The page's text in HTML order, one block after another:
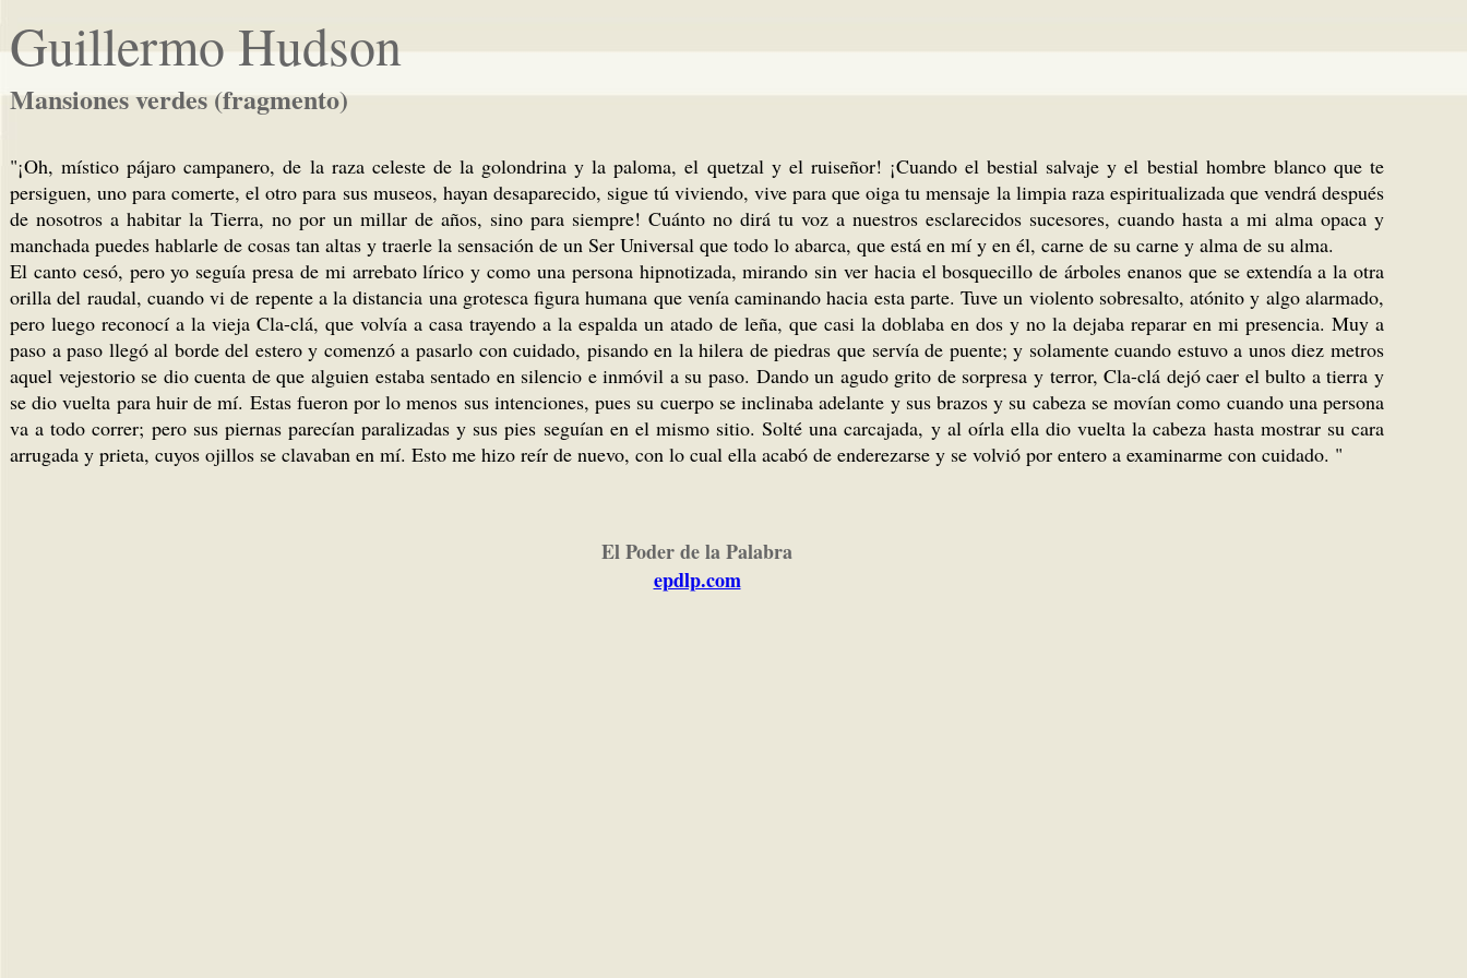
Guillermo Hudson
Mansiones verdes (fragmento)
"¡Oh, místico pájaro campanero, de la raza celeste de la golondrina y la paloma, el quetzal y el ruiseñor! ¡Cuando el bestial salvaje y el bestial hombre blanco que te
persiguen, uno para comerte, el otro pa­ra sus museos, hayan desaparecido, sigue tú viviendo, vive para que oiga tu mensaje la limpia raza espiritualizada que vendrá después
de nosotros a habitar la Tierra, no por un millar de años, sino para siem­pre! Cuánto no dirá tu voz a nuestros esclarecidos sucesores, cuando hasta a mi alma opaca y
manchada puedes hablarle de cosas tan altas y traerle la sensación de un Ser Universal que todo lo abarca, que está en mí y en él, carne de su carne y alma de su alma.
El canto cesó, pero yo seguía presa de mi arrebato lírico y como una persona hipnotizada, mirando sin ver hacia el bosquecillo de ár­boles enanos que se extendía a la otra
orilla del raudal, cuando vi de repente a la distancia una grotesca figura humana que venía cami­nando hacia esta parte. Tuve un violento sobresalto, atónito y algo alarmado,
pero luego reconocí a la vieja Cla-clá, que volvía a casa tra­yendo a la espalda un atado de leña, que casi la doblaba en dos y no la dejaba reparar en mi presencia. Muy a
paso a paso llegó al borde del estero y comenzó a pasarlo con cuidado, pisando en la hilera de piedras que servía de puente; y solamente cuando estuvo a unos diez metros
aquel vejestorio se dio cuenta de que alguien estaba sentado en silencio e inmóvil a su paso. Dando un agudo grito de sorpresa y te­rror, Cla-clá dejó caer el bulto a tierra y
se dio vuelta para huir de mí. Estas fueron por lo menos sus intenciones, pues su cuerpo se inclina­ba adelante y sus brazos y su cabeza se movían como cuando una per­sona
va a todo correr; pero sus piernas parecían paralizadas y sus pies seguían en el mismo sitio. Solté una carcajada, y al oírla ella dio vuelta la cabeza hasta mostrar su cara
arrugada y prieta, cuyos ojillos se clavaban en mí. Esto me hizo reír de nuevo, con lo cual ella acabó de enderezarse y se volvió por entero a examinarme con cuidado. "
El Poder de la Palabra
epdlp.com